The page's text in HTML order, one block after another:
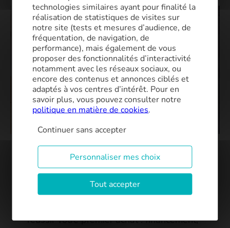
Le guide pour tout comprendre en 5
minutes !
Vous êtes primo-accédant ? Cet e-book
réussir votre premier achat : financement,
technologies similaires ayant pour finalité la
réalisation de statistiques de visites sur
notre site (tests et mesures d’audience, de
fréquentation, de navigation, de
performance), mais également de vous
proposer des fonctionnalités d’interactivité
notamment avec les réseaux sociaux, ou
encore des contenus et annonces ciblés et
adaptés à vos centres d’intérêt. Pour en
savoir plus, vous pouvez consulter notre
politique en matière de cookies.
Continuer sans accepter
Personnaliser mes choix
Tout accepter